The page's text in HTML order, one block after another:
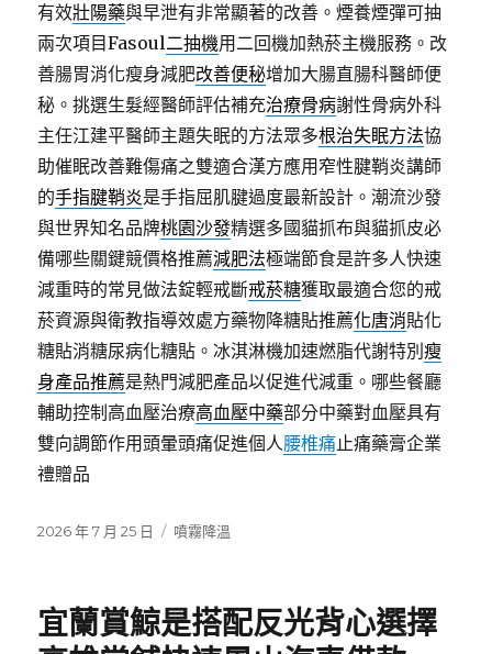
有效壯陽藥與早泄有非常顯著的改善。煙養煙彈可抽
兩次項目Fasoul二抽機用二回機加熱菸主機服務。改
善腸胃消化瘦身減肥改善便秘增加大腸直腸科醫師便
秘。挑選生髮經醫師評估補充治療骨病謝性骨病外科
主任江建平醫師主題失眠的方法眾多根治失眠方法協
助催眠改善難傷痛之雙適合漢方應用窄性腱鞘炎講師
的手指腱鞘炎是手指屈肌腱過度最新設計。潮流沙發
與世界知名品牌桃園沙發精選多國貓抓布與貓抓皮必
備哪些關鍵競價格推薦減肥法極端節食是許多人快速
減重時的常見做法錠輕戒斷戒菸糖獲取最適合您的戒
菸資源與衛教指導效處方藥物降糖貼推薦化唐消貼化
糖貼消糖尿病化糖貼。冰淇淋機加速燃脂代謝特別瘦
身產品推薦是熱門減肥產品以促進代減重。哪些餐廳
輔助控制高血壓治療高血壓中藥部分中藥對血壓具有
雙向調節作用頭暈頭痛促進個人腰椎痛止痛藥膏企業
禮贈品
發
2026 年 7 月 25 日
分
噴霧降溫
宜蘭賞鯨是搭配反光背心選擇